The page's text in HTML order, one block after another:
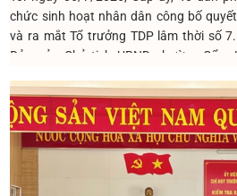
chức sinh hoạt nhân dân công bố
và ra mắt Tổ trưởng TDP lâm thời số
Đảng ủy, Chủ tịch UBND phường Cẩm
đồng chí Bí thư, Trưởng Ban CTMT, Tổ
bà con Nhân dân TDP số 7.